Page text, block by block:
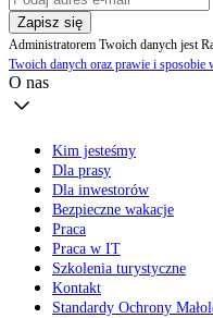
Zapisz się
Administratorem Twoich danych jest
Twoich danych oraz prawie i sposobie
O nas
Kim jesteśmy
Dla prasy
Dla inwestorów
Bezpieczne wakacje
Praca
Praca w IT
Szkolenia turystyczne
Kontakt
Standardy Ochrony